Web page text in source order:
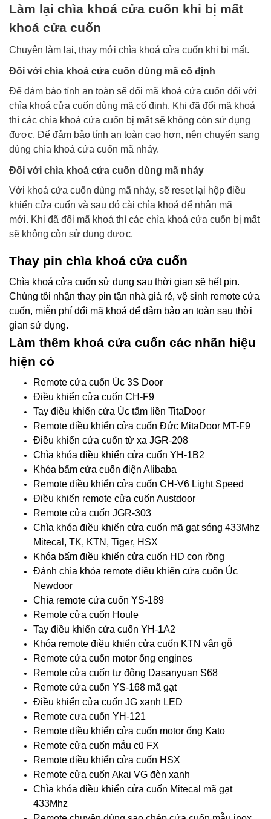
Làm lại chìa khoá cửa cuốn khi bị mất
khoá cửa cuốn
Chuyên làm lại, thay mới chìa khoá cửa cuốn khi bị mất.
Đối với chìa khoá cửa cuốn dùng mã cố định
Để đảm bảo tính an toàn sẽ đổi mã khoá cửa cuốn đối với
chìa khoá cửa cuốn dùng mã cố đinh. Khi đã đổi mã khoá
thì các chìa khoá cửa cuốn bị mất sẽ không còn sử dụng
được. Để đảm bảo tính an toàn cao hơn, nên chuyển sang
dùng chìa khoá cửa cuốn mã nhảy.
Đối với chìa khoá cửa cuốn dùng mã nhảy
Với khoá cửa cuốn dùng mã nhảy, sẽ reset lại hộp điều
khiển cửa cuốn và sau đó cài chìa khoá để nhận mã
mới. Khi đã đổi mã khoá thì các chìa khoá cửa cuốn bị mất
sẽ không còn sử dụng được.
Thay pin chìa khoá cửa cuốn
Chìa khoá cửa cuốn sử dụng sau thời gian sẽ hết pin.
Chúng tôi nhận thay pin tận nhà giá rẻ, vệ sinh remote cửa
cuốn, miễn phí đổi mã khoá để đảm bảo an toàn sau thời
gian sử dụng.
Làm thêm khoá cửa cuốn các nhãn hiệu
hiện có
Remote cửa cuốn Úc 3S Door
Điều khiển cửa cuốn CH-F9
Tay điều khiển cửa Úc tấm liền TitaDoor
Remote điều khiển cửa cuốn Đức MitaDoor MT-F9
Điều khiển cửa cuốn từ xa JGR-208
Chìa khóa điều khiển cửa cuốn YH-1B2
Khóa bấm cửa cuốn điện Alibaba
Remote điều khiển cửa cuốn CH-V6 Light Speed
Điều khiển remote cửa cuốn Austdoor
Remote cửa cuốn JGR-303
Chìa khóa điều khiển cửa cuốn mã gạt sóng 433Mhz
Mitecal, TK, KTN, Tiger, HSX
Khóa bấm điều khiển cửa cuốn HD con rồng
Đánh chìa khóa remote điều khiển cửa cuốn Úc
Newdoor
Chìa remote cửa cuốn YS-189
Remote cửa cuốn Houle
Tay điều khiển cửa cuốn YH-1A2
Khóa remote điều khiển cửa cuốn KTN vân gỗ
Remote cửa cuốn motor ống engines
Remote cửa cuốn tự động Dasanyuan S68
Remote cửa cuốn YS-168 mã gạt
Điều khiển cửa cuốn JG xanh LED
Remote cưa cuốn YH-121
Remote điều khiển cửa cuốn motor ống Kato
Remote cửa cuốn mẫu cũ FX
Remote điều khiển cửa cuốn HSX
Remote cửa cuốn Akai VG đèn xanh
Chìa khóa điều khiển cửa cuốn Mitecal mã gạt
433Mhz